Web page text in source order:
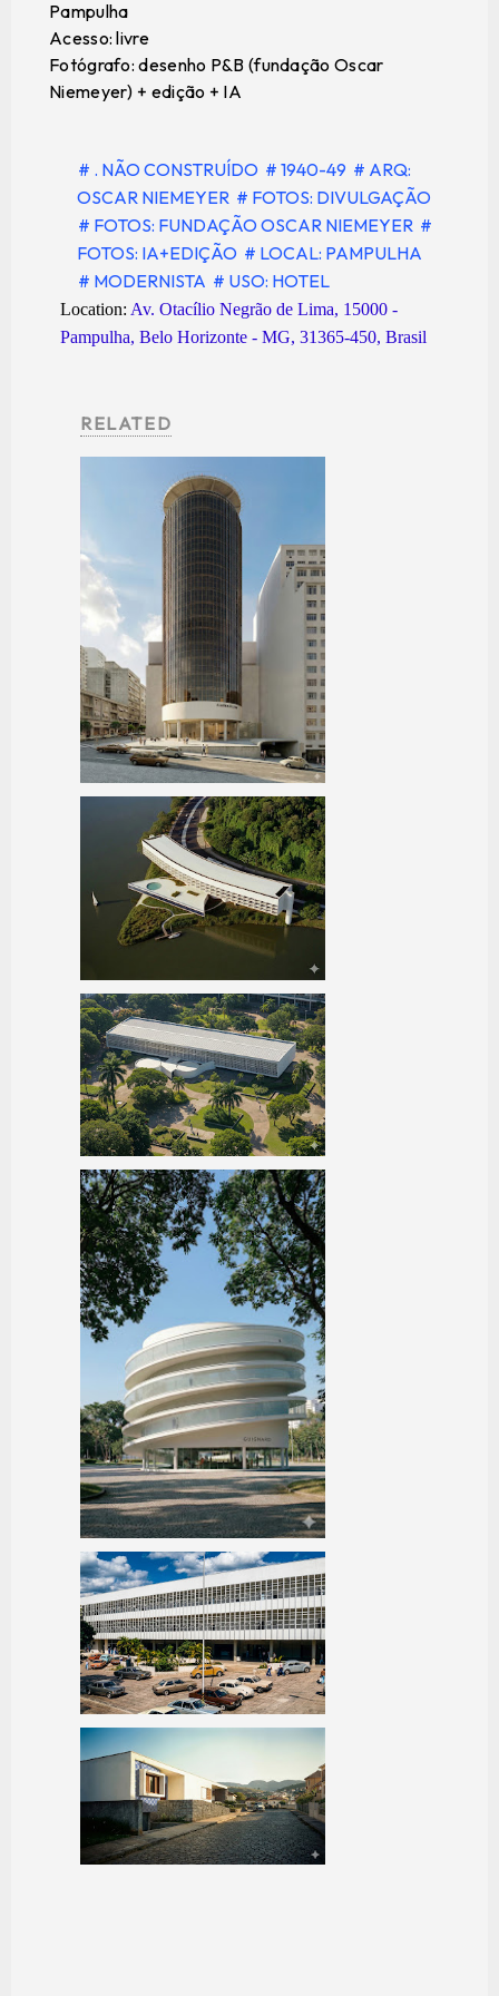
Pampulha
Acesso: livre
Fotógrafo: desenho P&B (fundação Oscar
Niemeyer) + edição + IA
# . NÃO CONSTRUÍDO # 1940-49 # ARQ:
OSCAR NIEMEYER # FOTOS: DIVULGAÇÃO
# FOTOS: FUNDAÇÃO OSCAR NIEMEYER #
FOTOS: IA+EDIÇÃO # LOCAL: PAMPULHA
# MODERNISTA # USO: HOTEL
Location: Av. Otacílio Negrão de Lima, 15000 -
Pampulha, Belo Horizonte - MG, 31365-450, Brasil
RELATED